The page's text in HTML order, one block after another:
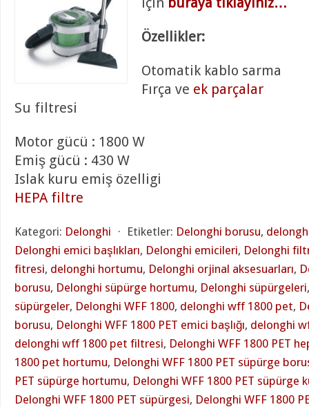
Özellikler:
Otomatik kablo sarma
Fırça ve ek parçalar
Su filtresi
Motor gücü : 1800 W
Emiş gücü : 430 W
Islak kuru emiş özelligi
HEPA filtre
Kategori: Delonghi ⋅ Etiketler: Delonghi borusu,
Delonghi emici başlıkları, Delonghi emicileri, Delonghi
fitresi, delonghi hortumu, Delonghi orjinal aksesuarları,
borusu, Delonghi süpürge hortumu, Delonghi süpürgeleri
süpürgeler, Delonghi WFF 1800, delonghi wff 1800 pet,
borusu, Delonghi WFF 1800 PET emici başlığı, delonghi
delonghi wff 1800 pet filtresi, Delonghi WFF 1800 PET
1800 pet hortumu, Delonghi WFF 1800 PET süpürge
PET süpürge hortumu, Delonghi WFF 1800 PET süpürge
Delonghi WFF 1800 PET süpürgesi, Delonghi WFF 1800